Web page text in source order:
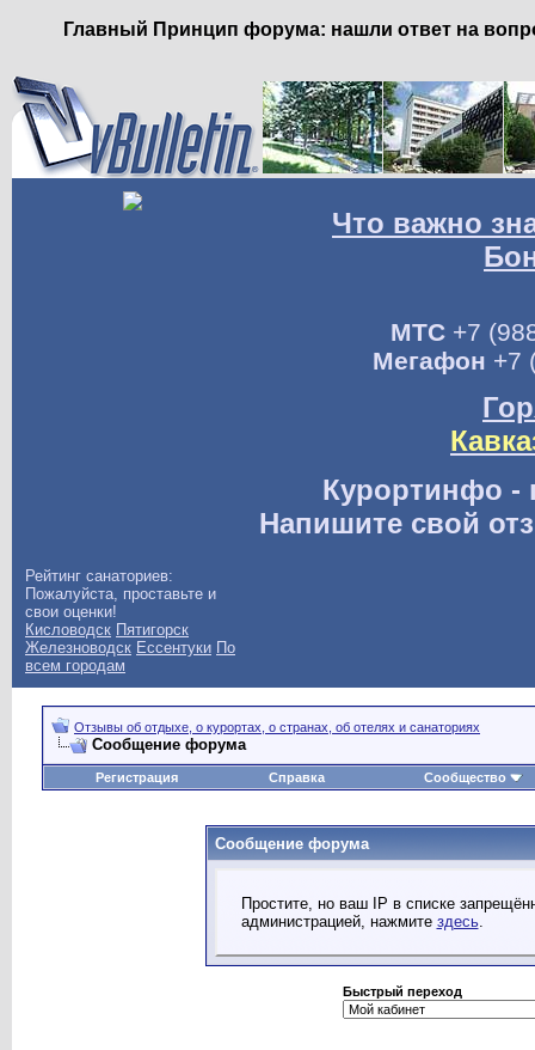
Главный Принцип форума: нашли ответ на
Что важно
МТС+7
Мегафон +7
Курортинфо -
Напишите свой
Рейтинг санаториев:
Пожалуйста, проставьте и
свои оценки!
Кисловодск Пятигорск
Железноводск Ессентуки По
всем городам
Отзывы об отдыхе, о курортах, о странах, об отелях и санаториях
Сообщение форума
Регистрация Справка Сообщество
Сообщение форума
Простите, но ваш IP в списке
администрацией, нажмите здесь.
Быстрый переход